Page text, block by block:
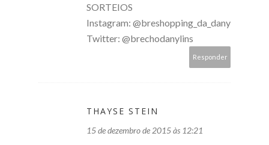
SORTEIOS
Instagram: @breshopping_da_dany
Twitter: @brechodanylins
Responder
THAYSE STEIN
15 de dezembro de 2015 às 12:21